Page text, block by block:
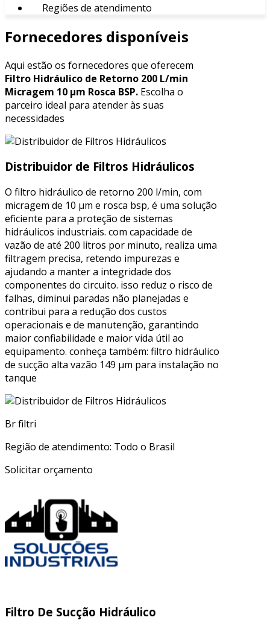
Regiões de atendimento
Fornecedores disponíveis
Aqui estão os fornecedores que oferecem
Filtro Hidráulico de Retorno 200 L/min
Micragem 10 μm Rosca BSP. Escolha o
parceiro ideal para atender às suas
necessidades
Distribuidor de Filtros Hidráulicos
O filtro hidráulico de retorno 200 l/min, com
micragem de 10 μm e rosca bsp, é uma solução
eficiente para a proteção de sistemas
hidráulicos industriais. com capacidade de
vazão de até 200 litros por minuto, realiza uma
filtragem precisa, retendo impurezas e
ajudando a manter a integridade dos
componentes do circuito. isso reduz o risco de
falhas, diminui paradas não planejadas e
contribui para a redução dos custos
operacionais e de manutenção, garantindo
maior confiabilidade e maior vida útil ao
equipamento. conheça também: filtro hidráulico
de sucção alta vazão 149 µm para instalação no
tanque
Br filtri
Região de atendimento: Todo o Brasil
Solicitar orçamento
Filtro De Sucção Hidráulico